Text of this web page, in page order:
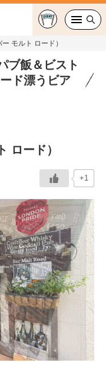
モルト ロード）
ブ飯＆ビスト
ド漂うビア
ロード）
+1